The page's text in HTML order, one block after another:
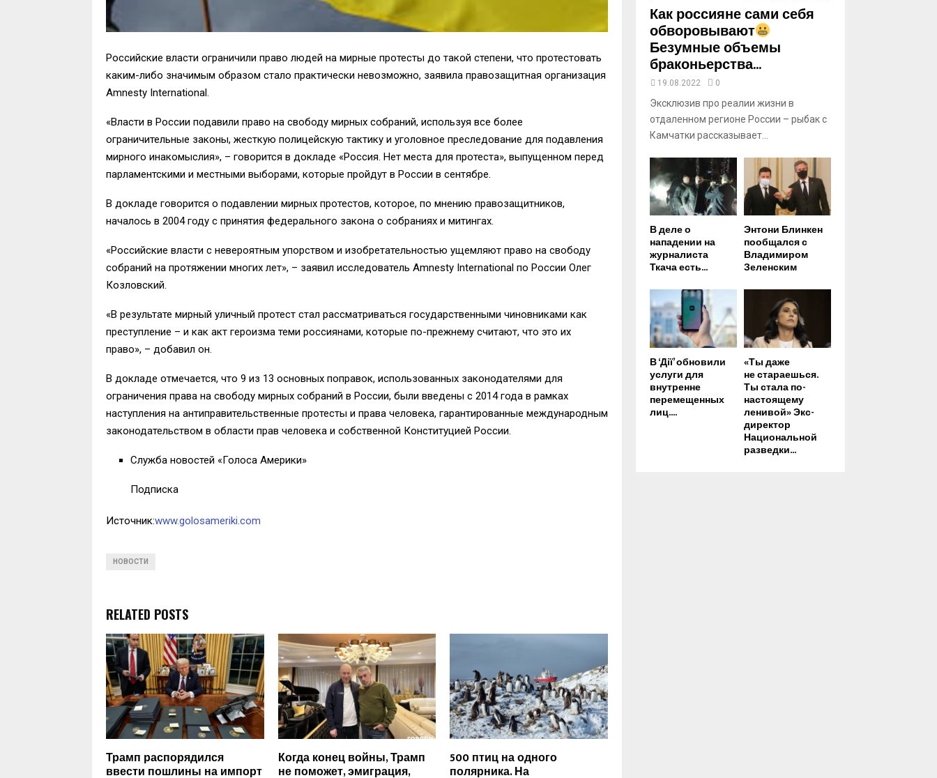
Российские власти ограничили право людей на мирные протесты до такой степени, что протестовать
каким-либо значимым образом стало практически невозможно, заявила правозащитная организация
Amnesty International.
«Власти в России подавили право на свободу мирных собраний, используя все более
ограничительные законы, жесткую полицейскую тактику и уголовное преследование для подавления
мирного инакомыслия», – говорится в докладе «Россия. Нет места для протеста», выпущенном перед
парламентскими и местными выборами, которые пройдут в России в сентябре.
В докладе говорится о подавлении мирных протестов, которое, по мнению правозащитников,
началось в 2004 году с принятия федерального закона о собраниях и митингах.
«Российские власти с невероятным упорством и изобретательностью ущемляют право на свободу
собраний на протяжении многих лет», – заявил исследователь Amnesty International по России Олег
Козловский.
«В результате мирный уличный протест стал рассматриваться государственными чиновниками как
преступление – и как акт героизма теми россиянами, которые по-прежнему считают, что это их
право», – добавил он.
В докладе отмечается, что 9 из 13 основных поправок, использованных законодателями для
ограничения права на свободу мирных собраний в России, были введены с 2014 года в рамках
наступления на антиправительственные протесты и права человека, гарантированные международным
законодательством в области прав человека и собственной Конституцией России.
Служба новостей «Голоса Америки»
Подписка
Источник:www.golosameriki.com
НОВОСТИ
RELATED POSTS
Трамп распорядился
ввести пошлины на импорт
Когда конец войны, Трамп
не поможет, эмиграция,
500 птиц на одного
полярника. На
b
eКак россияне сами себя
обворовывают
Безумные объемы
браконьерства...
19.08.2022 0
Эксклюзив про реалии жизни в
отдаленном регионе России – рыбак с
Камчатки рассказывает...
В деле о
нападении на
журналиста
Ткача есть...
Энтони Блинкен
пообщался с
Владимиром
Зеленским
В ‘Дії’ обновили
услуги для
внутренне
перемещенных
лиц....
«Ты даже
не стараешься.
Ты стала по-
настоящему
ленивой» Экс-
директор
Национальной
разведки...